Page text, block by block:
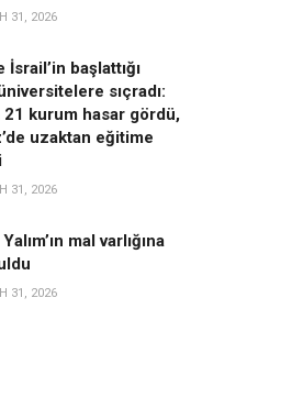
31, 2026
İsrail’in başlattığı
sıçradı:
21 kurum hasar gördü,
uzaktan eğitime
31, 2026
mal varlığına
31, 2026